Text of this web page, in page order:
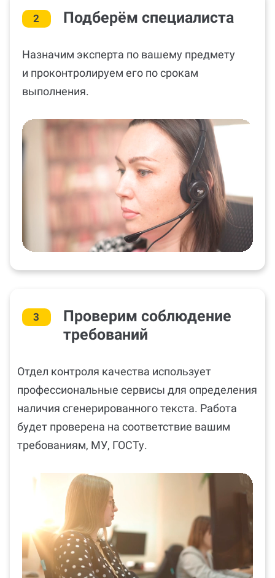
2 Подберём специалиста
Назначим эксперта по вашему предмету
и проконтролируем его по срокам
выполнения.
3
Проверим соблюдение
требований
Отдел контроля качества использует
профессиональные сервисы для определения
наличия сгенерированного текста. Работа
будет проверена на соответствие вашим
требованиям, МУ, ГОСТу.